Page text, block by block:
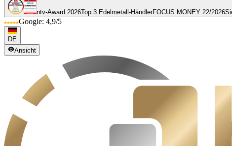
ntv-Award 2026Top 3 Edelmetall-HändlerFOCUS MONEY 22/2026
Google: 4,9/5
DE
Ansicht